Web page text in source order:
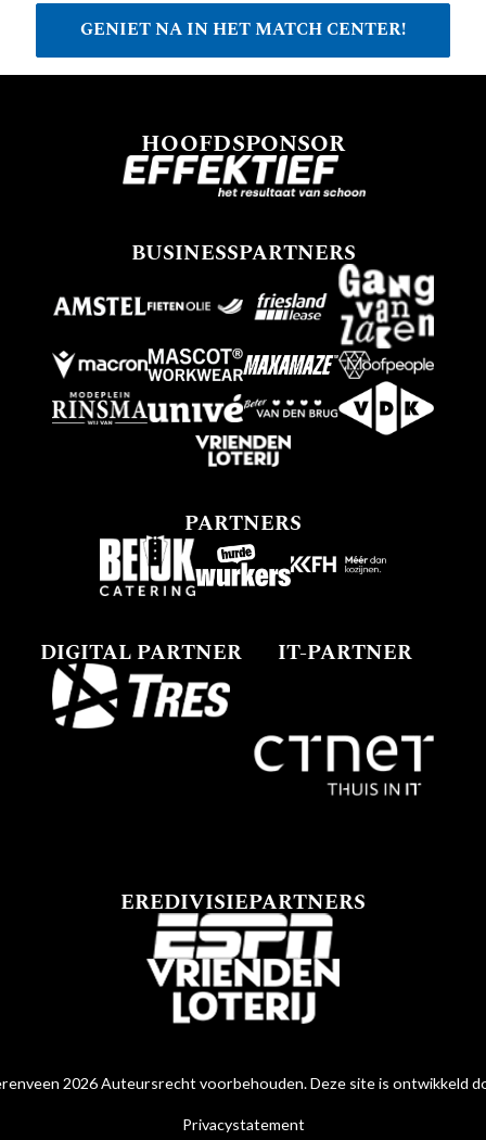
GENIET NA IN HET MATCH CENTER!
HOOFDSPONSOR
BUSINESSPARTNERS
PARTNERS
DIGITAL PARTNER IT-PARTNER
EREDIVISIEPARTNERS
2026 Auteursrecht voorbehouden. Deze site is ontwikkeld
Privacystatement